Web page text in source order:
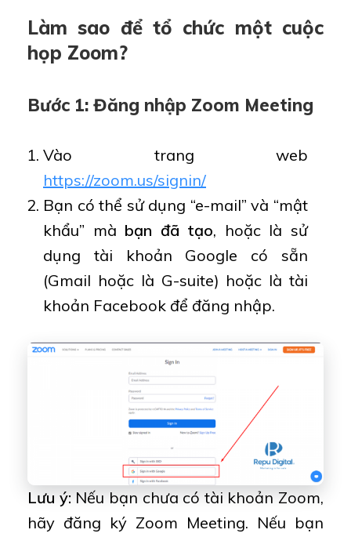
Làm sao để tổ chức một cuộc
họp Zoom?
Bước 1: Đăng nhập Zoom Meeting
Vào trang web
https://zoom.us/signin/
Bạn có thể sử dụng “e-mail” và “mật
khẩu” mà bạn đã tạo, hoặc là sử
dụng tài khoản Google có sẵn
(Gmail hoặc là G-suite) hoặc là tài
khoản Facebook để đăng nhập.
Lưu ý: Nếu bạn chưa có tài khoản Zoom,
hãy đăng ký Zoom Meeting. Nếu bạn